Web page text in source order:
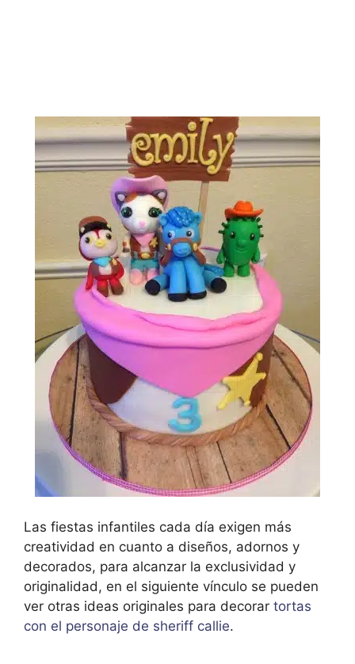
Las fiestas infantiles cada día exigen más
creatividad en cuanto a diseños, adornos y
decorados, para alcanzar la exclusividad y
originalidad, en el siguiente vínculo se pueden
ver otras ideas originales para decorar tortas
con el personaje de sheriff callie.